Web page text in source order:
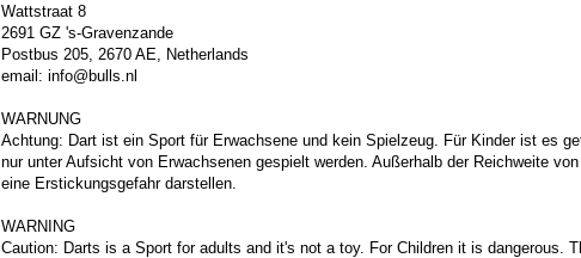
Wattstraat 8
2691 GZ 's-Gravenzande
Postbus 205, 2670 AE, Netherlands
email: info@bulls.nl
WARNUNG
Achtung: Dart ist ein Sport für Erwachsene und kein Spielzeug. Für Kinder ist es
nur unter Aufsicht von Erwachsenen gespielt werden. Außerhalb der Reichweite
eine Erstickungsgefahr darstellen.
WARNING
Caution: Darts is a Sport for adults and it's not a toy. For Children it is dangerous.